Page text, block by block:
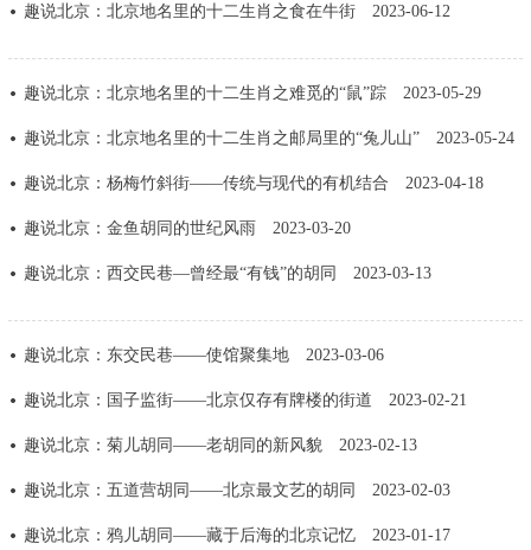
北京概况 十六区概览 人文北京
多语种
ENGLISH 한국어 日本語
DEUTSCH FRANÇAIS РУССКИЙ ЯЗЫК
ITALIANO
趣说北京：北京地名里的十二生肖之食在牛街 2023-06-12
趣说北京：北京地名里的十二生肖之难觅的“鼠”踪 2023-05-29
趣说北京：北京地名里的十二生肖之邮局里的“兔儿山” 2023-05-24
趣说北京：杨梅竹斜街——传统与现代的有机结合 2023-04-18
趣说北京：金鱼胡同的世纪风雨 2023-03-20
趣说北京：西交民巷—曾经最“有钱”的胡同 2023-03-13
趣说北京：东交民巷——使馆聚集地 2023-03-06
趣说北京：国子监街——北京仅存有牌楼的街道 2023-02-21
趣说北京：菊儿胡同——老胡同的新风貌 2023-02-13
趣说北京：五道营胡同——北京最文艺的胡同 2023-02-03
趣说北京：鸦儿胡同——藏于后海的北京记忆 2023-01-17